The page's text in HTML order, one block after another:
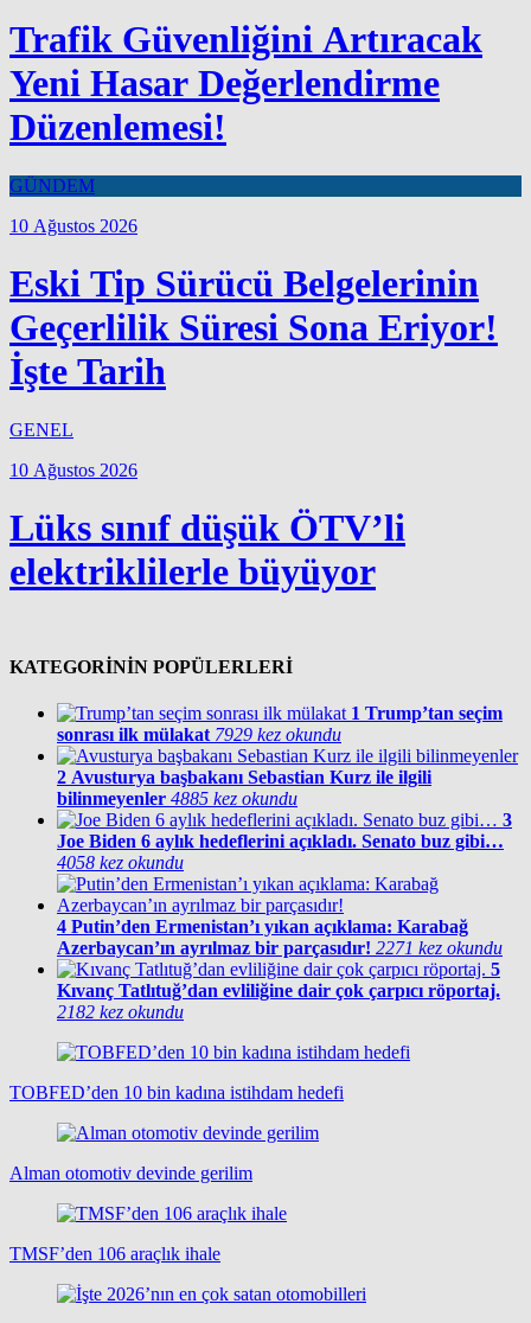
Trafik Güvenliğini Artıracak
Yeni Hasar Değerlendirme
Düzenlemesi!
GÜNDEM
10 Ağustos 2026
Eski Tip Sürücü Belgelerinin
Geçerlilik Süresi Sona Eriyor!
İşte Tarih
GENEL
10 Ağustos 2026
Lüks sınıf düşük ÖTV’li
elektriklilerle büyüyor
KATEGORİNİN POPÜLERLERİ
1 Trump’tan seçim
sonrası ilk mülakat 7929 kez okundu
2 Avusturya başbakanı Sebastian Kurz ile ilgili
bilinmeyenler 4885 kez okundu
3
Joe Biden 6 aylık hedeflerini açıkladı. Senato buz gibi…
4058 kez okundu
4 Putin’den Ermenistan’ı yıkan açıklama: Karabağ
Azerbaycan’ın ayrılmaz bir parçasıdır! 2271 kez okundu
5
Kıvanç Tatlıtuğ’dan evliliğine dair çok çarpıcı röportaj.
2182 kez okundu
TOBFED’den 10 bin kadına istihdam hedefi
Alman otomotiv devinde gerilim
TMSF’den 106 araçlık ihale